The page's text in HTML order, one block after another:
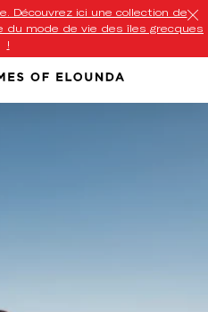
Découvrez ici une collection de
mode de vie des îles grecques
!